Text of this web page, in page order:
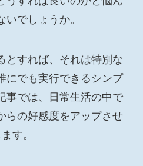
でしょうか。
とすれば、それは特別な
にでも実行できるシンプ
事では、日常生活の中で
らの好感度をアップさせ
す。